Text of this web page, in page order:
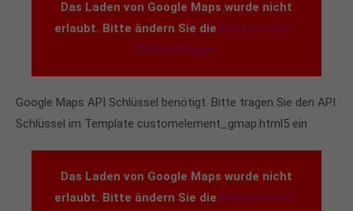
info@yourdomain.com
Lorem ipsum dolor sit amet, consectetuer
adipiscing elit.
Aenean commodo ligula eget dolor. Aenean massa.
quam felis, ultricies nec.
Das Laden von Google Maps wurde nicht
erlaubt. Bitte ändern Sie die Datenschutz-
Einstellungen
Google Maps API Schlüssel benötigt. Bitte tragen Sie den API
Schlüssel im Template customelement_gmap.html5 ein
Das Laden von Google Maps wurde nicht
erlaubt. Bitte ändern Sie die Datenschutz-